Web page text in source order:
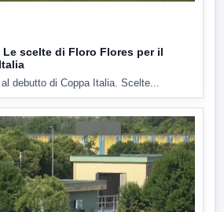
scelte di Floro Flores per il
al debutto di Coppa Italia. Scelte...